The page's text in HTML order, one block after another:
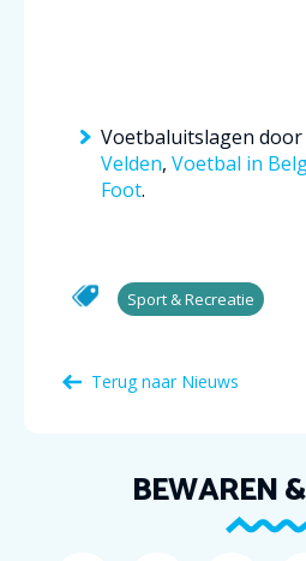
Voetbaluitslagen door
Velden, Voetbal in
Foot.
Sport & Recreatie
Terug naar Nieuws
BEWAREN